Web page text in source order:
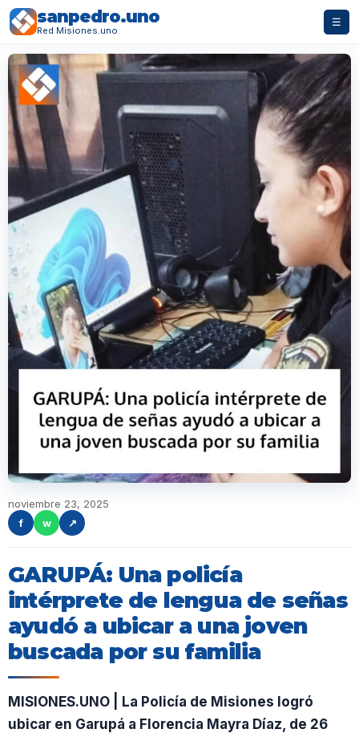
sanpedro.uno
Red Misiones.uno
☰
noviembre 23, 2025
f
w ↗
GARUPÁ: Una policía
intérprete de lengua de señas
ayudó a ubicar a una joven
buscada por su familia
MISIONES.UNO | La Policía de Misiones logró
ubicar en Garupá a Florencia Mayra Díaz, de 26